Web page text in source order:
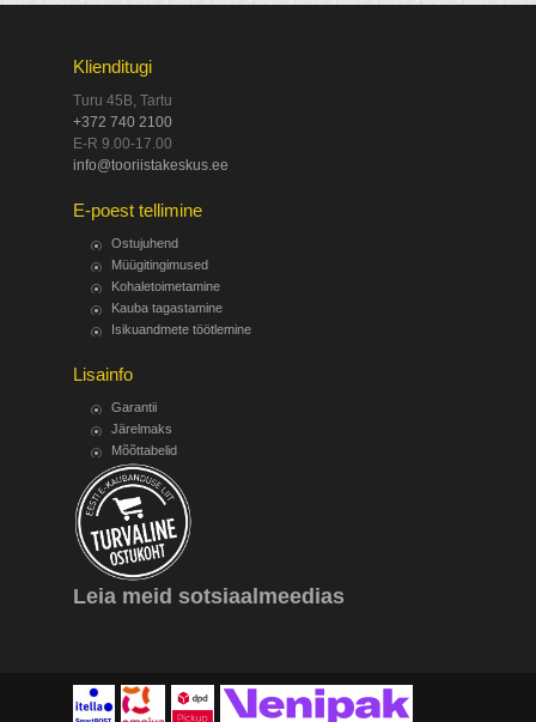
Klienditugi
Turu 45B, Tartu
+372 740 2100
E-R 9.00-17.00
info@tooriistakeskus.ee
E-poest tellimine
Ostujuhend
Müügitingimused
Kohaletoimetamine
Kauba tagastamine
Isikuandmete töötlemine
Lisainfo
Garantii
Järelmaks
Mõõttabelid
Leia meid sotsiaalmeedias